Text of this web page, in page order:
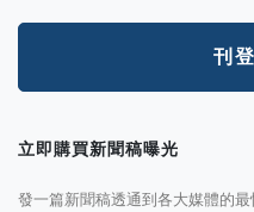
刊
立即購買新聞稿曝光
發一篇新聞稿透通到各大媒體的最